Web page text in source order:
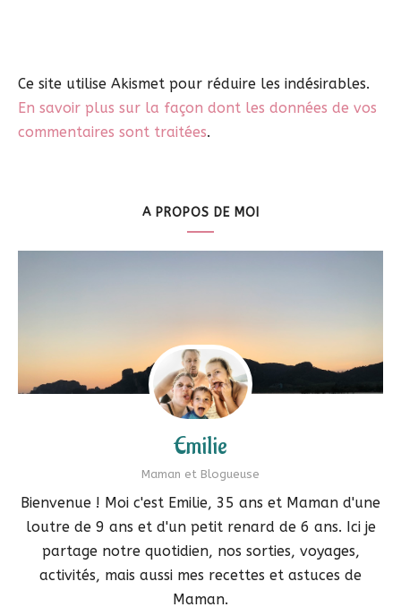
Ce site utilise Akismet pour réduire les indésirables.
En savoir plus sur la façon dont les données de vos
commentaires sont traitées.
A PROPOS DE MOI
Emilie
Maman et Blogueuse
Bienvenue ! Moi c'est Emilie, 35 ans et Maman d'une
loutre de 9 ans et d'un petit renard de 6 ans. Ici je
partage notre quotidien, nos sorties, voyages,
activités, mais aussi mes recettes et astuces de
Maman.